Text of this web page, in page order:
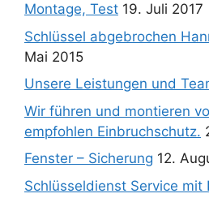
Montage, Test 19. Juli 2017
Schlüssel abgebrochen
Mai 2015
Unsere Leistungen und
Wir führen und montieren
empfohlen Einbruchschutz.
Fenster – Sicherung 12.
Schlüsseldienst Service mit